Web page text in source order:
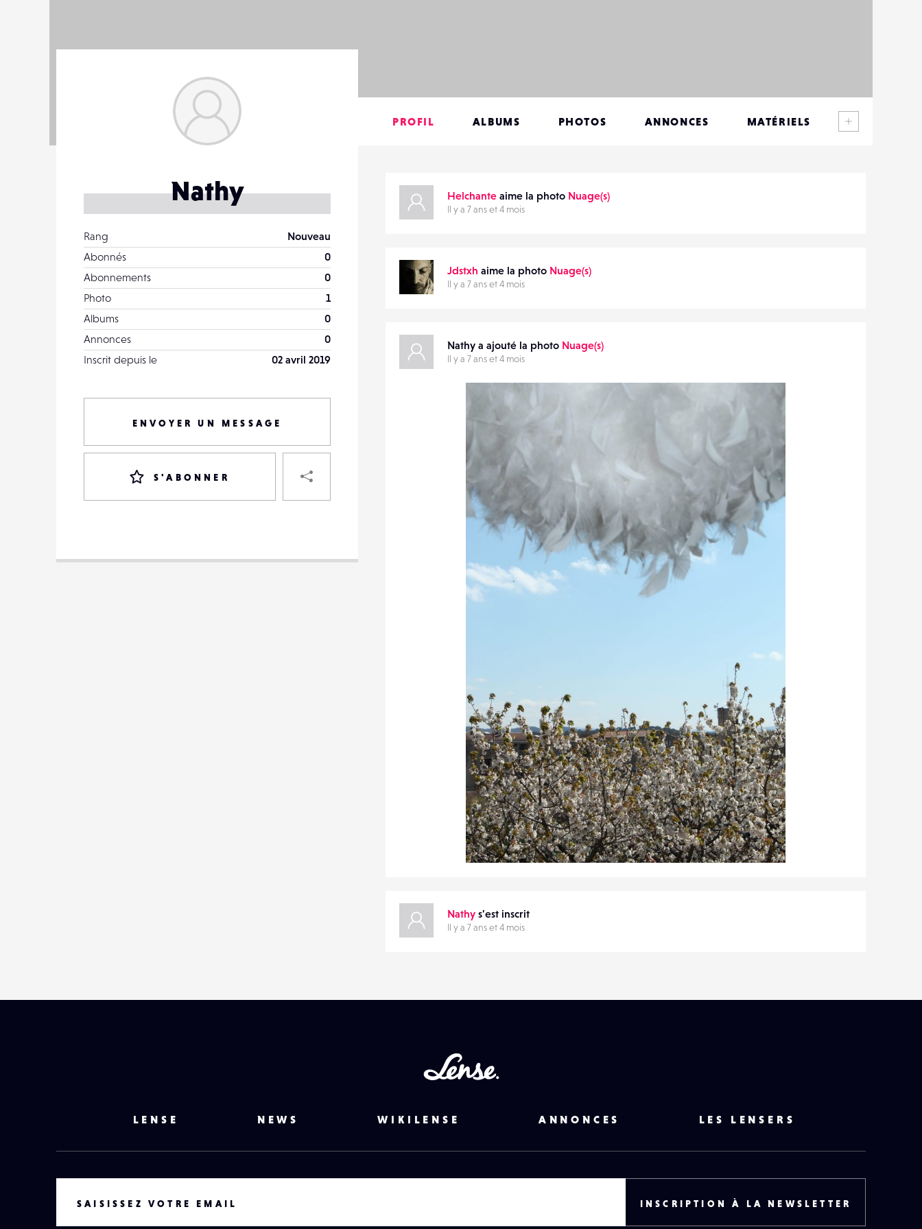
Nathy
Rang
Nouveau
Abonnés
0
Abonnements
0
Photo
1
Albums
0
Annonces
0
Inscrit depuis le
02 avril 2019
ENVOYER UN MESSAGE
S'ABONNER
DESTINATAIRE
VOTRE
PROFIL ALBUMS PHOTOS ANNONCES MATÉRIELS
Helchante aime la photo Nuage(s)
Il y a 7 ans et 4 mois
Jdstxh aime la photo Nuage(s)
Il y a 7 ans et 4 mois
Nathy a ajouté la photo Nuage(s)
Il y a 7 ans et 4 mois
2
18
Nathy s'est inscrit
Il y a 7 ans et 4 mois
LENSE NEWS WIKILENSE ANNONCES LES LENSERS
SAISISSEZ VOTRE EMAIL INSCRIPTION À LA NEWSLETTER